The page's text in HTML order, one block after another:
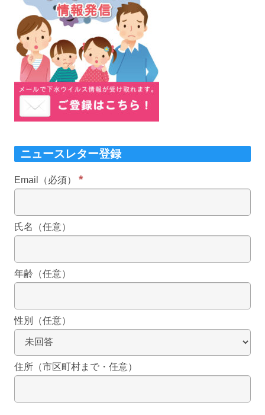
ニュースレター登録
Email（必須） *
氏名（任意）
年齢（任意）
性別（任意）
住所（市区町村まで・任意）